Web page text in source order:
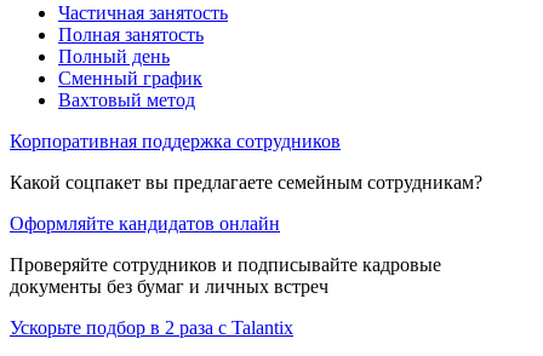
Частичная занятость
Полная занятость
Полный день
Сменный график
Вахтовый метод
Корпоративная поддержка сотрудников
Какой соцпакет вы предлагаете семейным сотрудникам?
Оформляйте кандидатов онлайн
Проверяйте сотрудников и подписывайте кадровые
документы без бумаг и личных встреч
Ускорьте подбор в 2 раза с Talantix